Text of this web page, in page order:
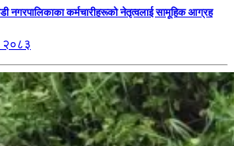
नगरपालिकाका कर्मचारीहरूको नेतृत्वलाई सामूहिक आग्रह
२०८३